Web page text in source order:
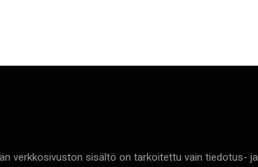
verkkosivuston sisältö on tarkoitettu vain tiedotus- ja